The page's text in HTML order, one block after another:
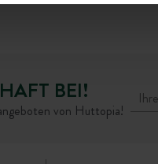
BEI!
von Huttopia!